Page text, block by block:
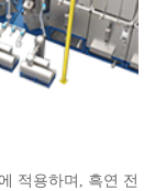
적용하며, 흑연 전